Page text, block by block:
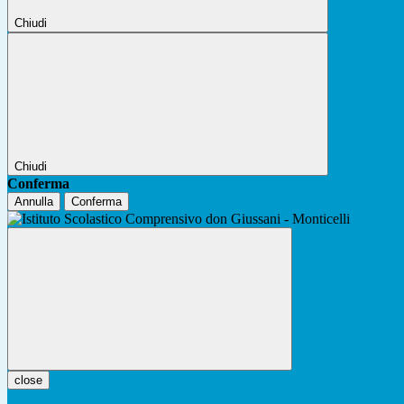
Chiudi
Chiudi
Conferma
Annulla Conferma
close